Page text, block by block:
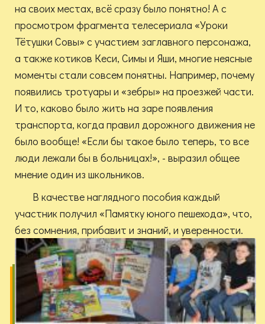
на своих местах, всё сразу было понятно! А с
просмотром фрагмента телесериала «Уроки
Тётушки Совы» с участием заглавного персонажа,
а также котиков Кеси, Симы и Яши, многие неясные
моменты стали совсем понятны. Например, почему
появились тротуары и «зебры» на проезжей части.
И то, каково было жить на заре появления
транспорта, когда правил дорожного движения не
было вообще! «Если бы такое было теперь, то все
люди лежали бы в больницах!», - выразил общее
мнение один из школьников.
В качестве наглядного пособия каждый
участник получил «Памятку юного пешехода», что,
без сомнения, прибавит и знаний, и уверенности.